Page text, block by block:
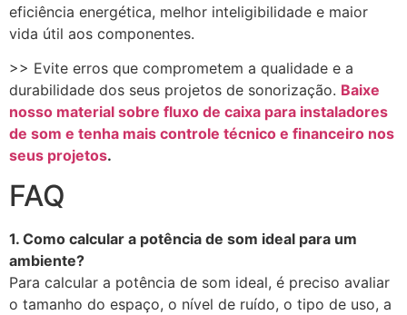
eficiência energética, melhor inteligibilidade e maior
vida útil aos componentes.
>> Evite erros que comprometem a qualidade e a
durabilidade dos seus projetos de sonorização. Baixe
nosso material sobre fluxo de caixa para instaladores
de som e tenha mais controle técnico e financeiro nos
seus projetos.
FAQ
1. Como calcular a potência de som ideal para um
ambiente?
Para calcular a potência de som ideal, é preciso avaliar
o tamanho do espaço, o nível de ruído, o tipo de uso, a